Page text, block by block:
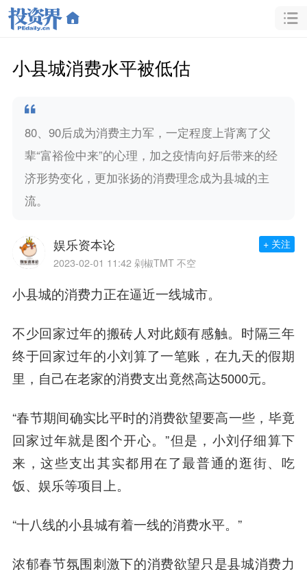
小县城消费水平被低估
80、90后成为消费主力军，一定程度上背离了父
辈“富裕俭中来”的心理，加之疫情向好后带来的经
济形势变化，更加张扬的消费理念成为县城的主
流。
娱乐资本论
2023-02-01 11:42 剁椒TMT 不空
+ 关注
小县城的消费力正在逼近一线城市。
不少回家过年的搬砖人对此颇有感触。时隔三年
终于回家过年的小刘算了一笔账，在九天的假期
里，自己在老家的消费支出竟然高达5000元。
“春节期间确实比平时的消费欲望要高一些，毕竟
回家过年就是图个开心。”但是，小刘仔细算下
来，这些支出其实都用在了最普通的逛街、吃
饭、娱乐等项目上。
“十八线的小县城有着一线的消费水平。”
浓郁春节氛围刺激下的消费欲望只是县城消费力